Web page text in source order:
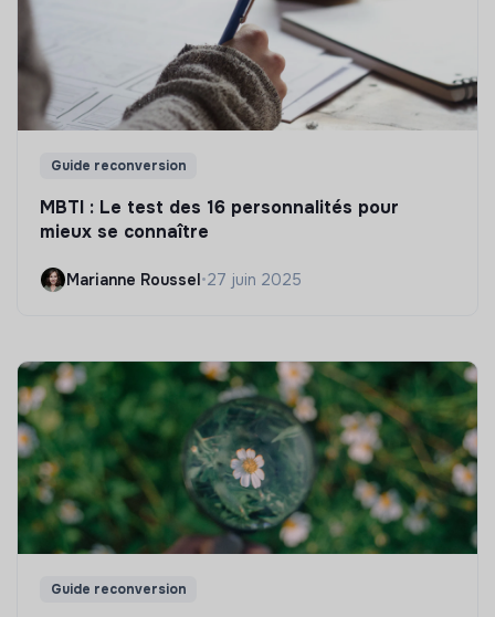
Guide reconversion
MBTI : Le test des 16 personnalités pour
mieux se connaître
Marianne Roussel•27 juin 2025
Guide reconversion